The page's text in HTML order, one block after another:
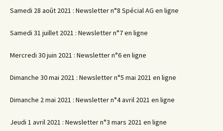
Samedi 28 août 2021 : Newsletter n°8 Spécial AG en ligne
Samedi 31 juillet 2021 : Newsletter n°7 en ligne
Mercredi 30 juin 2021 : Newsletter n°6 en ligne
Dimanche 30 mai 2021 : Newsletter n°5 mai 2021 en ligne
Dimanche 2 mai 2021 : Newsletter n°4 avril 2021 en ligne
Jeudi 1 avril 2021 : Newsletter n°3 mars 2021 en ligne